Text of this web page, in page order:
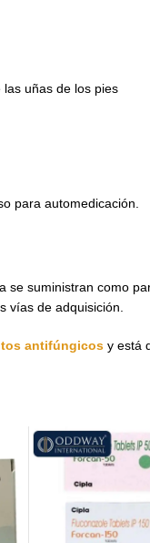
uñas de los pies
para automedicación.
se suministran como
vías de adquisición.
antifúngicos y está